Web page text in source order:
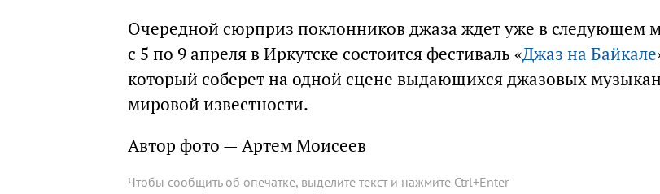
Очередной сюрприз поклонников джаза ждет уже в следующем
с 5 по 9 апреля в Иркутске состоится фестиваль «Джаз на Байкале
который соберет на одной сцене выдающихся джазовых
мировой известности.
Автор фото — Артем Моисеев
Чтобы сообщить об опечатке, выделите текст и нажмите Ctrl+Enter